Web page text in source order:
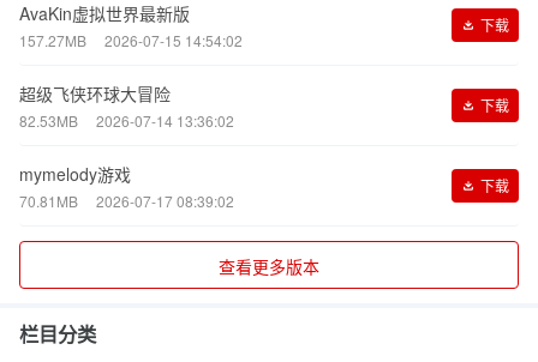
AvaKin虚拟世界最新版
157.27MB 2026-07-15 14:54:02
下载
超级飞侠环球大冒险
82.53MB 2026-07-14 13:36:02
下载
mymelody游戏
70.81MB 2026-07-17 08:39:02
下载
查看更多版本
栏目分类